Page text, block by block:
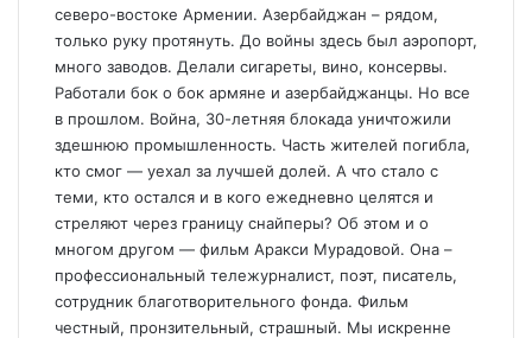
северо-востоке Армении. Азербайджан – рядом,
только руку протянуть. До войны здесь был аэропорт,
много заводов. Делали сигареты, вино, консервы.
Работали бок о бок армяне и азербайджанцы. Но все
в прошлом. Война, 30-летняя блокада уничтожили
здешнюю промышленность. Часть жителей погибла,
кто смог — уехал за лучшей долей. А что стало с
теми, кто остался и в кого ежедневно целятся и
стреляют через границу снайперы? Об этом и о
многом другом — фильм Аракси Мурадовой. Она –
профессиональный тележурналист, поэт, писатель,
сотрудник благотворительного фонда. Фильм
честный, пронзительный, страшный. Мы искренне